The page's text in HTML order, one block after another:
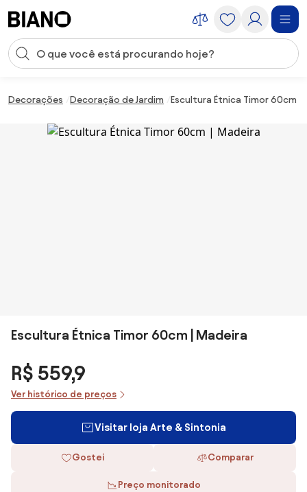
Entrada de pesquisa
Decorações Decoração de Jardim Escultura Étnica Timor 60cm |
Escultura Étnica Timor 60cm | Madeira
R$ 559,9
Ver histórico de preços
Visitar loja Arte & Sintonia
Gostei Comparar
Preço monitorado